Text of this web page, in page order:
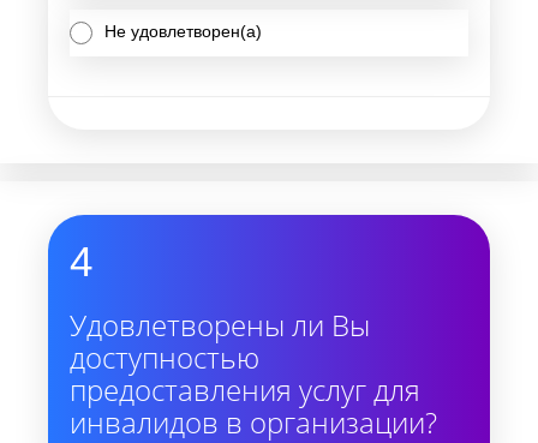
Не удовлетворен(а)
4
Удовлетворены ли Вы
доступностью
предоставления услуг для
инвалидов в организации?